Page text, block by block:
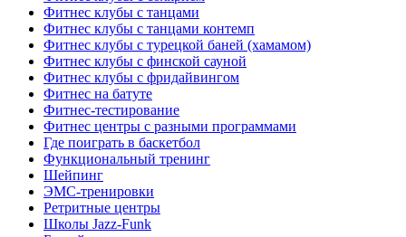
Фитнес клубы с танцами
Фитнес клубы с танцами контемп
Фитнес клубы с турецкой баней (хамамом)
Фитнес клубы с финской сауной
Фитнес клубы с фридайвингом
Фитнес на батуте
Фитнес-тестирование
Фитнес центры с разными программами
Где поиграть в баскетбол
Функциональный тренинг
Шейпинг
ЭМС-тренировки
Ретритные центры
Школы Jazz-Funk